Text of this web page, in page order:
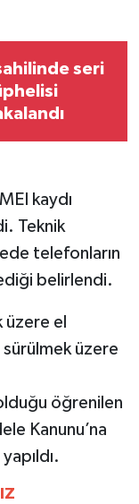
seri
kaydı
Teknik
telefonların
belirlendi.
üzere el
üzere
öğrenilen
Kanunu’na